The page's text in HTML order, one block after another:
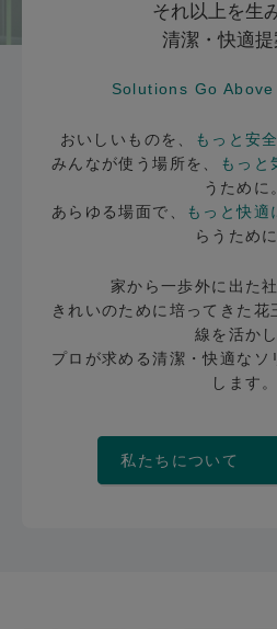
それ以上を生
清潔・快適提
Solutions Go
おいしいものを、 もっと安
みんなが使う場所を、
もっと
うために
あらゆる場面で、
もっと快適
らうために
家から一歩外に出た
きれいのために培ってきた花
線を活かし
プロが求める清潔・快適なソ
します。
私たちにつ